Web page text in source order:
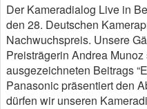
Der Kameradialog Live in
den 28. Deutschen
Nachwuchspreis. Unsere
Preisträgerin Andrea
ausgezeichneten Beitrags
Panasonic präsentiert den
dürfen wir unseren